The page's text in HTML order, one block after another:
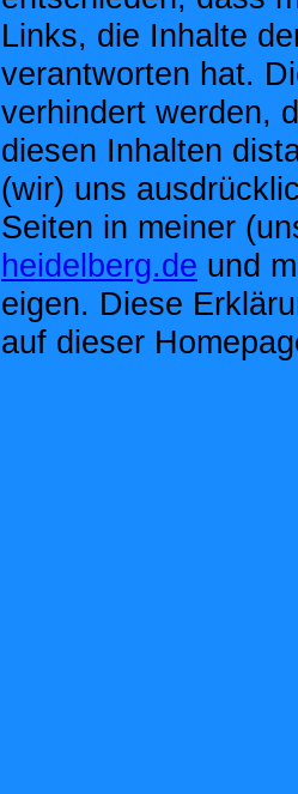
Links, die Inhalte
verantworten hat.
verhindert werden,
diesen Inhalten
(wir) uns
Seiten in meiner
heidelberg.de und
eigen. Diese
auf dieser